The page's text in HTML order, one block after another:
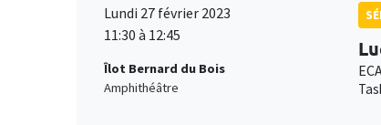
Lundi 27 février 2023
11:30 à 12:45
Îlot Bernard du Bois
Amphithéâtre